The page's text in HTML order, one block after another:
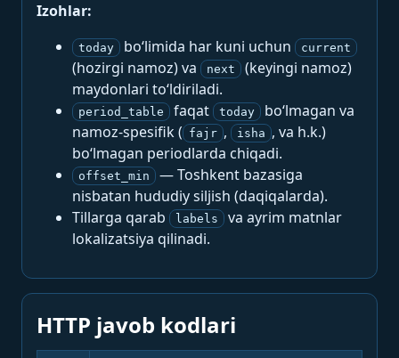
Izohlar:
today bo‘limida har kuni uchun current
(hozirgi namoz) va next
(keyingi namoz)
maydonlari to‘ldiriladi.
period_table faqat today
bo‘lmagan va
namoz-spesifik ( fajr , isha , va h.k.)
bo‘lmagan periodlarda chiqadi.
offset_min
— Toshkent bazasiga
nisbatan hududiy siljish (daqiqalarda).
Tillarga qarab
labels
va ayrim matnlar
lokalizatsiya qilinadi.
HTTP javob kodlari